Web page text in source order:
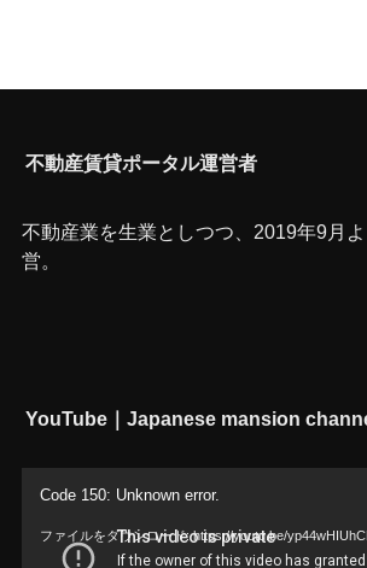
不動産賃貸ポータル運営者
不動産業を生業としつつ、2019年9月
営。
YouTube｜Japanese mansion
Code 150: Unknown error.
ファイルをダウンロード: https://youtu.be/